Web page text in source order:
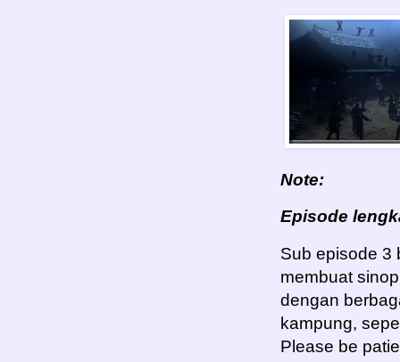
Note:
Episode
Sub episode 3
membuat
dengan
kampung,
Please be